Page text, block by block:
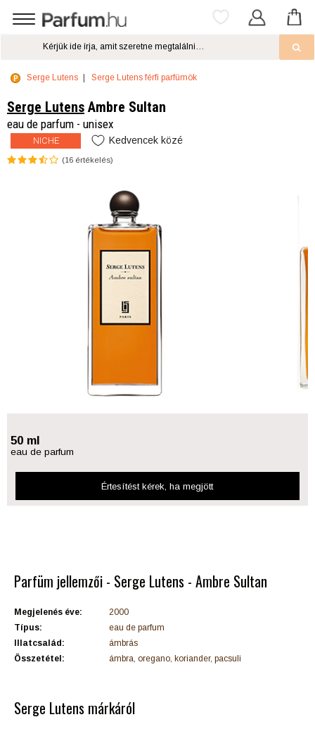
Serge Lutens Serge Lutens férfi parfümök
Serge Lutens Ambre Sultan
eau de parfum - unisex
NICHE Kedvencek közé
(16 értékelés)
50 ml
eau de parfum
Értesítést kérek, ha megjött
Parfüm jellemzői - Serge Lutens - Ambre Sultan
Megjelenés éve:
2000
Típus:
eau de parfum
Illatcsalád:
ámbrás
Összetétel:
ámbra, oregano, koriander, pacsuli
Serge Lutens márkáról